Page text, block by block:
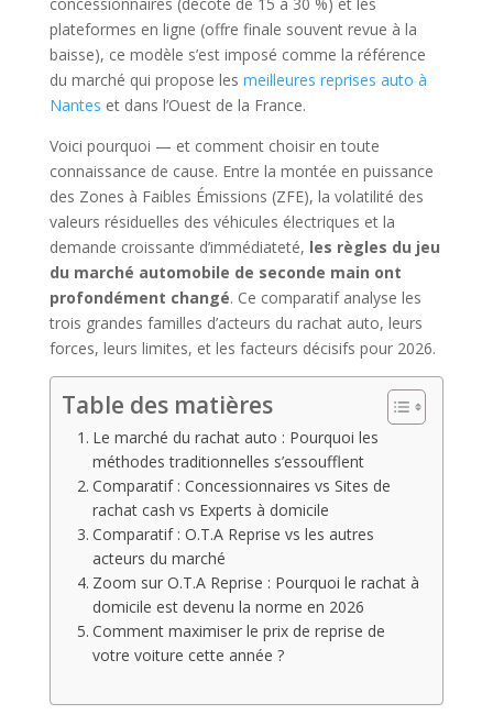
plateformes en ligne (offre finale souvent revue à la
baisse), ce modèle s’est imposé comme la référence
du marché qui propose les meilleures reprises auto à
Nantes et dans l’Ouest de la France.
Voici pourquoi — et comment choisir en toute
connaissance de cause. Entre la montée en puissance
des Zones à Faibles Émissions (ZFE), la volatilité des
valeurs résiduelles des véhicules électriques et la
demande croissante d’immédiateté, les règles du jeu
du marché automobile de seconde main ont
profondément changé. Ce comparatif analyse les
trois grandes familles d’acteurs du rachat auto, leurs
forces, leurs limites, et les facteurs décisifs pour 2026.
Table des matières
Le marché du rachat auto : Pourquoi les
méthodes traditionnelles s’essoufflent
Comparatif : Concessionnaires vs Sites de
rachat cash vs Experts à domicile
Comparatif : O.T.A Reprise vs les autres
acteurs du marché
Zoom sur O.T.A Reprise : Pourquoi le rachat à
domicile est devenu la norme en 2026
Comment maximiser le prix de reprise de
votre voiture cette année ?